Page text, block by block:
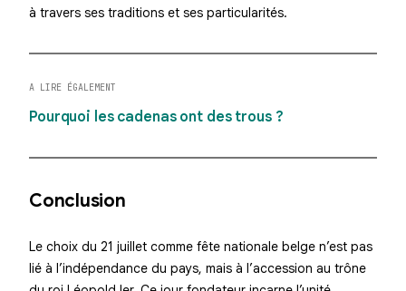
à travers ses traditions et ses particularités.
A LIRE ÉGALEMENT
Pourquoi les cadenas ont des trous ?
Conclusion
Le choix du 21 juillet comme fête nationale belge n’est pas
lié à l’indépendance du pays, mais à l’accession au trône